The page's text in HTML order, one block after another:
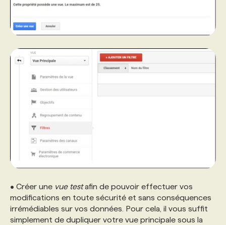
• Créer une vue testafin de pouvoir effectuer vos
modifications en toute sécurité et sans conséquences
irrémédiables sur vos données. Pour cela, il vous suffit
simplement de dupliquer votre vue principale sous la